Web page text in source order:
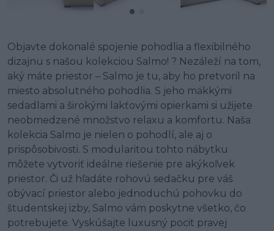
Objavte dokonalé spojenie pohodlia a flexibilného
dizajnu s našou kolekciou Salmo! ? Nezáleží na tom,
aký máte priestor – Salmo je tu, aby ho pretvoril na
miesto absolutného pohodlia. S jeho mäkkými
sedadlami a širokými lakťovými opierkami si užijete
neobmedzené množstvo relaxu a komfortu. Naša
kolekcia Salmo je nielen o pohodlí, ale aj o
prispôsobivosti. S modularitou tohto nábytku
môžete vytvoriť ideálne riešenie pre akýkoľvek
priestor. Či už hľadáte rohovú sedačku pre váš
obývací priestor alebo jednoduchú pohovku do
študentskej izby, Salmo vám poskytne všetko, čo
potrebujete. Vyskúšajte luxusný pocit pravej